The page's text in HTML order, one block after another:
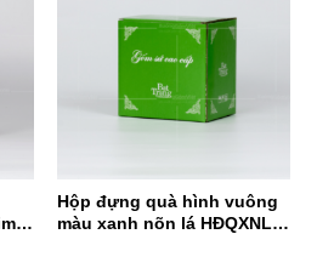
Hộp đựng quà hình vuông
màu xanh nõn lá HĐQXNL –